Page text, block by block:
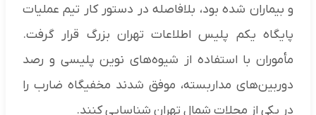
و بیماران شده بود، بلافاصله در دستور کار تیم عملیات
پایگاه یکم پلیس اطلاعات تهران بزرگ قرار گرفت.
مأموران با استفاده از شیوه‌های نوین پلیسی و رصد
دوربین‌های مداربسته، موفق شدند مخفیگاه ضارب را
در یکی از محلات شمال تهران شناسایی کنند.